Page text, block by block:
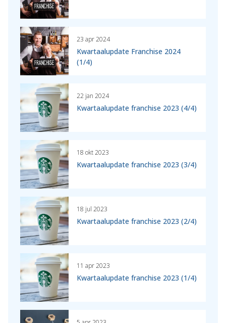
23 apr 2024
Kwartaalupdate Franchise 2024
(1/4)
22 jan 2024
Kwartaalupdate franchise 2023 (4/4)
18 okt 2023
Kwartaalupdate franchise 2023 (3/4)
18 jul 2023
Kwartaalupdate franchise 2023 (2/4)
11 apr 2023
Kwartaalupdate franchise 2023 (1/4)